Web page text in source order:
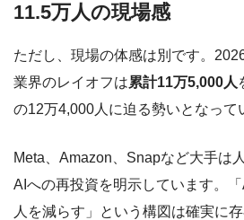
11.5万人の現場感
ただし、現場の体感は別です。
業界のレイオフは累計11万5,000人
の12万4,000人に迫る勢いとなって
Meta、Amazon、Snapなど大手は
AIへの再投資を明示しています。
人を減らす」という構図は確実に存